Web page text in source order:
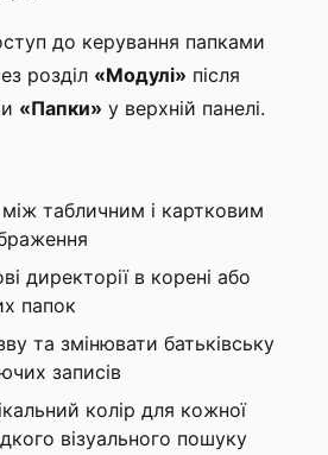
до керування папками
розділ «Модулі» після
«Папки» у верхній панелі.
табличним і картковим
директорії в корені або
папок
та змінювати батьківську
записів
колір для кожної
візуального пошуку